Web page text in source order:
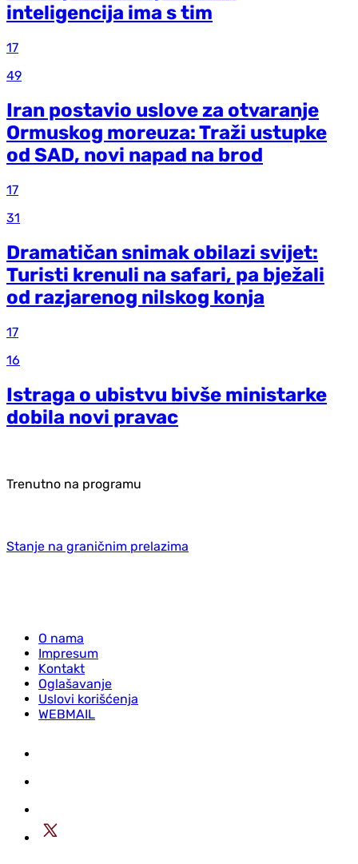
inteligencija ima s tim
17
49
Iran postavio uslove za otvaranje
Ormuskog moreuza: Traži ustupke
od SAD, novi napad na brod
17
31
Dramatičan snimak obilazi svijet:
Turisti krenuli na safari, pa bježali
od razjarenog nilskog konja
17
16
Istraga o ubistvu bivše ministarke
dobila novi pravac
Trenutno na programu
Stanje na graničnim prelazima
O nama
Impresum
Kontakt
Oglašavanje
Uslovi korišćenja
WEBMAIL